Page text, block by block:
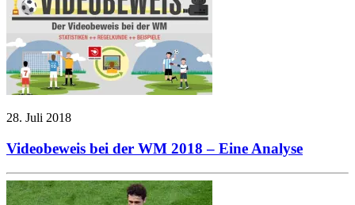
28. Juli 2018
Videobeweis bei der WM 2018 – Eine Analyse